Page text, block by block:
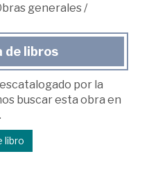
generales/
de libros
por la
buscar esta obra en
libro